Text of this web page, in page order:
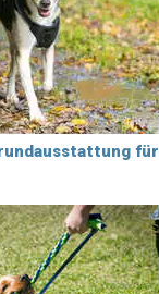
für